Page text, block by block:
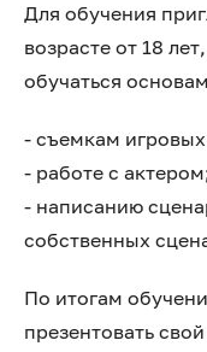
Для обучения
возрасте от 18
обучаться
- съемкам
- работе с
- написанию
собственных
По итогам
презентовать